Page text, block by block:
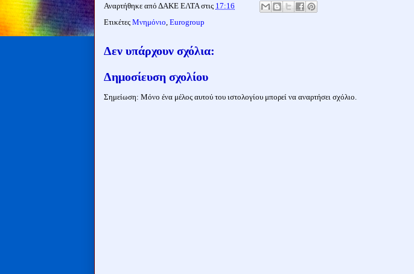
Αναρτήθηκε από ΔΑΚΕ ΕΛΤΑ στις 17:16
Ετικέτες Μνημόνιο, Eurogroup
Δεν υπάρχουν σχόλια:
Δημοσίευση σχολίου
Σημείωση: Μόνο ένα μέλος αυτού του ιστολογίου μπορεί να αναρτήσει σχόλιο.